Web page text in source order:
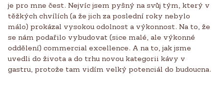
je pro mne čest. Nejvíc jsem pyšný na svůj tým, který v
těžkých chvílích (a že jich za poslední roky nebylo
málo) prokázal vysokou odolnost a výkonnost. Na to, že
se nám podařilo vybudovat (sice malé, ale výkonné
oddělení) commercial excellence. A na to, jak jsme
uvedli do života a do trhu novou kategorii kávy v
gastru, protože tam vidím velký potenciál do budoucna.